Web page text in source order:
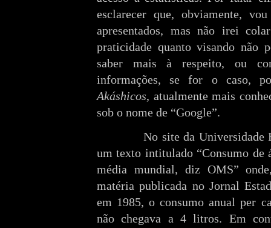
esclarecer que, obviamente,
apresentados, mas não irei
praticidade quanto visando não
saber mais à respeito, ou
informações, se for o caso,
Akáshicos, atualmente mais
sob o nome de “Google”.
No site da Universidade
um texto intitulado “Consumo
média mundial, diz OMS”
matéria publicada no Jornal
em 1985, o consumo anual per
não chegava a 4 litros. Em